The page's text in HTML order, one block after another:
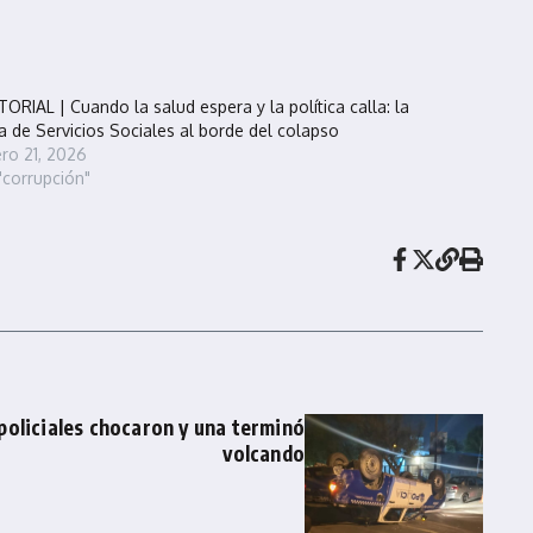
| Cuando la salud espera y la política calla: la
de Servicios Sociales al borde del colapso
21, 2026
chocaron y una terminó
volcando